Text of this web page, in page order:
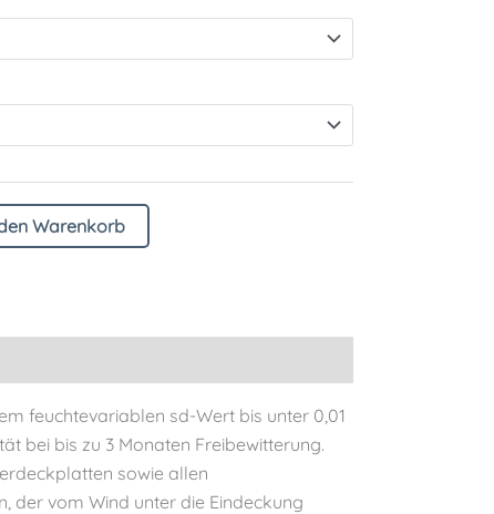
Warenkorb
feuchtevariablen sd-Wert bis unter 0,01
bei bis zu 3 Monaten Freibewitterung.
sowie allen
der vom Wind unter die Eindeckung